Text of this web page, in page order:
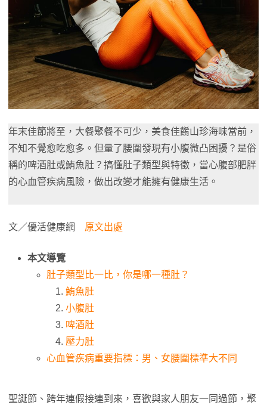
年末佳節將至，大餐聚餐不可少，美食佳餚山珍海味當前，
不知不覺愈吃愈多。但量了腰圍發現有小腹微凸困擾？是俗
稱的啤酒肚或鮪魚肚？搞懂肚子類型與特徵，當心腹部肥胖
的心血管疾病風險，做出改變才能擁有健康生活。
文／優活健康網 原文出處
本文導覽
肚子類型比一比，你是哪一種肚？
鮪魚肚
小腹肚
啤酒肚
壓力肚
心血管疾病重要指標：男、女腰圍標準大不同
聖誕節、跨年連假接連到來，喜歡與家人朋友一同過節，聚